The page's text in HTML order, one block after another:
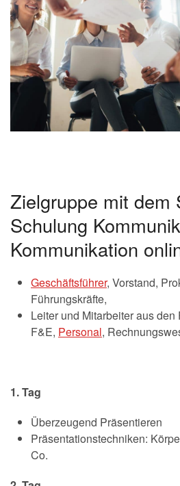
Zielgruppe mit dem
Schulung
Kommunikation
Geschäftsführer, Vorstand,
Führungskräfte,
Leiter und Mitarbeiter aus
F&E, Personal,
1. Tag
Überzeugend Präsentieren
Präsentationstechniken:
Co.